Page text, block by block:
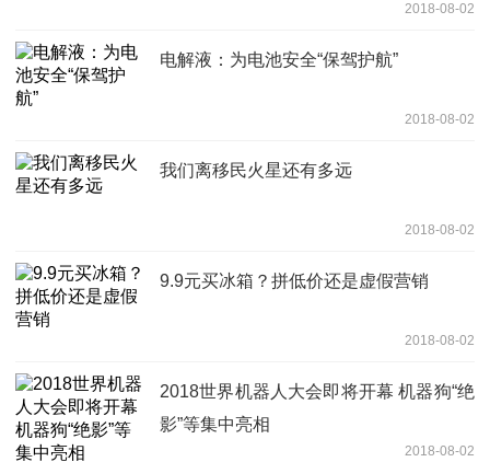
2018-08-02
电解液：为电池安全“保驾护航”
2018-08-02
我们离移民火星还有多远
2018-08-02
9.9元买冰箱？拼低价还是虚假营销
2018-08-02
2018世界机器人大会即将开幕 机器狗“绝
影”等集中亮相
2018-08-02